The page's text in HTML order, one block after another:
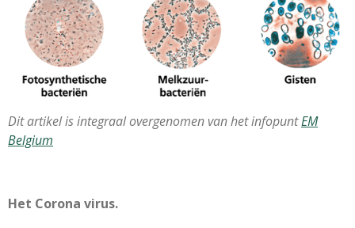
Dit artikel is integraal overgenomen van het infopuntEM
Belgium
Het Corona virus.